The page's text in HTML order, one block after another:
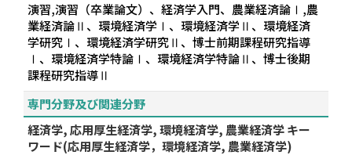
演習,演習（卒業論文）、経済学入門、農業経済論Ⅰ,農
業経済論Ⅱ、環境経済学Ⅰ、環境経済学Ⅱ、環境経済
学研究Ⅰ、環境経済学研究Ⅱ、博士前期課程研究指導
Ⅰ、環境経済学特論Ⅰ、環境経済学特論Ⅱ、博士後期
課程研究指導Ⅱ
専門分野及び関連分野
経済学, 応用厚生経済学, 環境経済学, 農業経済学 キー
ワード(応用厚生経済学，環境経済学, 農業経済学)